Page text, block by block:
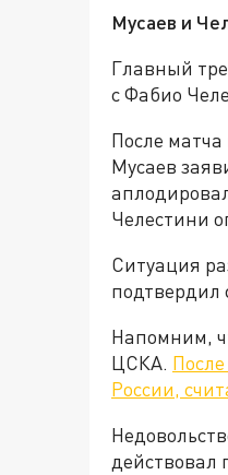
Мусаев и
Главный
с Фабио
После
Мусаев
Челестини
Ситуация
подтвердил
Напомним,
ЦСКА.
России,
действовал